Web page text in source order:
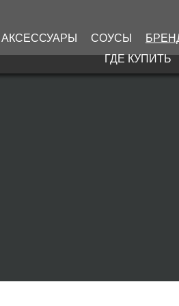
АКСЕССУАРЫ СОУСЫ
ГДЕ КУПИТЬ